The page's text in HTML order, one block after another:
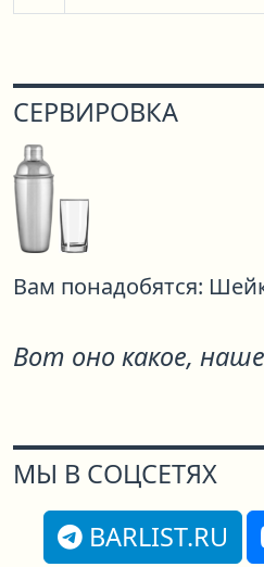
СЕРВИРОВКА
Вам понадобятся:
Вот оно какое,
МЫ В СОЦСЕТЯХ
BARLIST.RU